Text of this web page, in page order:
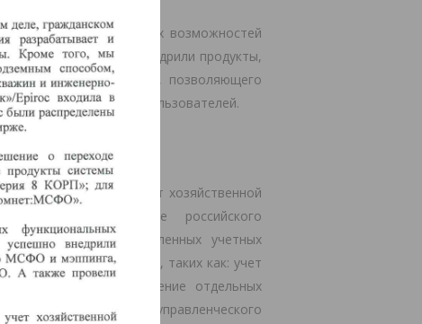
их функциональных возможностей
«Хомнет» успешно внедрили продукты,
МСФО и мэппинга, позволяющего
провели обучение пользователей.
параллельный учет хозяйственной
на основе российского
учет определенных учетных
от правил МСФО, таких как: учет
учет запасов; ведение отдельных
или управленческого